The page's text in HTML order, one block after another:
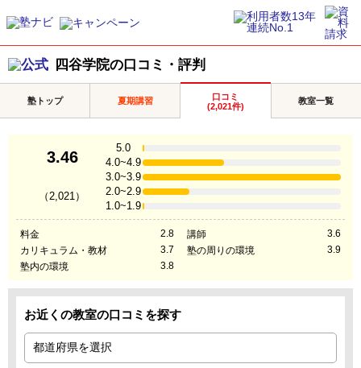
四谷学院の口コミ・評判
塾トップ 夏期講習
口コミ
(2,021件)
教室一覧
3.46
（2,021）
5.0
4.0~4.9
3.0~3.9
2.0~2.9
1.0~1.9
料金 2.8 講師
3.6
カリキュラム・教材
3.7 塾の周りの環境
3.9
塾内の環境
3.8
お近くの教室の口コミを探す